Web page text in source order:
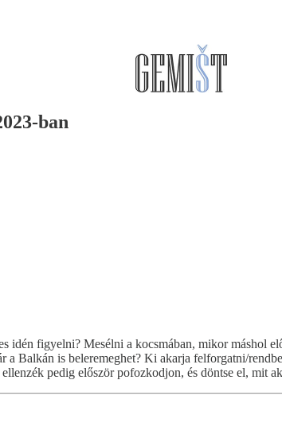
ban
idén figyelni? Mesélni a kocsmában, mikor máshol
Balkán is beleremeghet? Ki akarja felforgatni/
pedig először pofozkodjon, és döntse el, mit